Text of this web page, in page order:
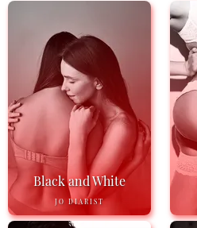
Black and White
JO DIARIST